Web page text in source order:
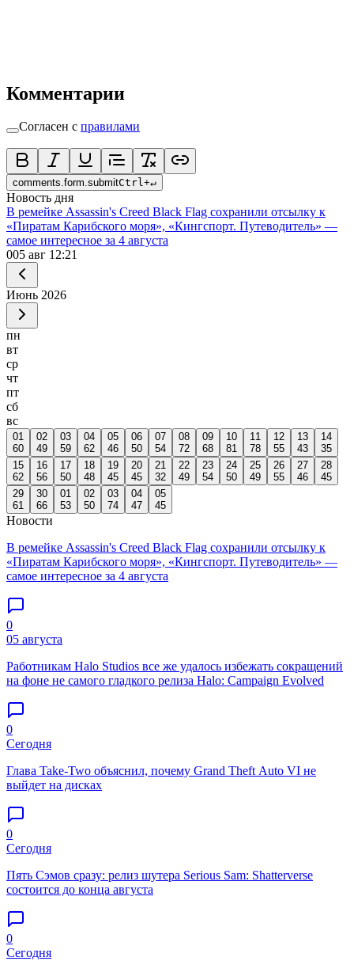
Комментарии
Согласен с правилами
comments.form.submitCtrl+↵
Новость дня
В ремейке Assassin's Creed Black Flag сохранили отсылку к
«Пиратам Карибского моря», «Кингспорт. Путеводитель» —
самое интересное за 4 августа
005 авг 12:21
Июнь 2026
пн
вт
ср
чт
пт
сб
вс
01
60
02
49
03
59
04
62
05
46
06
50
07
54
08
72
09
68
10
81
11
78
12
55
13
43
14
35
15
62
16
56
17
50
18
48
19
45
20
45
21
32
22
49
23
54
24
50
25
49
26
55
27
46
28
45
29
61
30
66
01
53
02
50
03
74
04
47
05
45
Новости
В ремейке Assassin's Creed Black Flag сохранили отсылку к
«Пиратам Карибского моря», «Кингспорт. Путеводитель» —
самое интересное за 4 августа
0
05 августа
Работникам Halo Studios все же удалось избежать сокращений
на фоне не самого гладкого релиза Halo: Campaign Evolved
0
Сегодня
Глава Take-Two объяснил, почему Grand Theft Auto VI не
выйдет на дисках
0
Сегодня
Пять Сэмов сразу: релиз шутера Serious Sam: Shatterverse
состоится до конца августа
0
Сегодня